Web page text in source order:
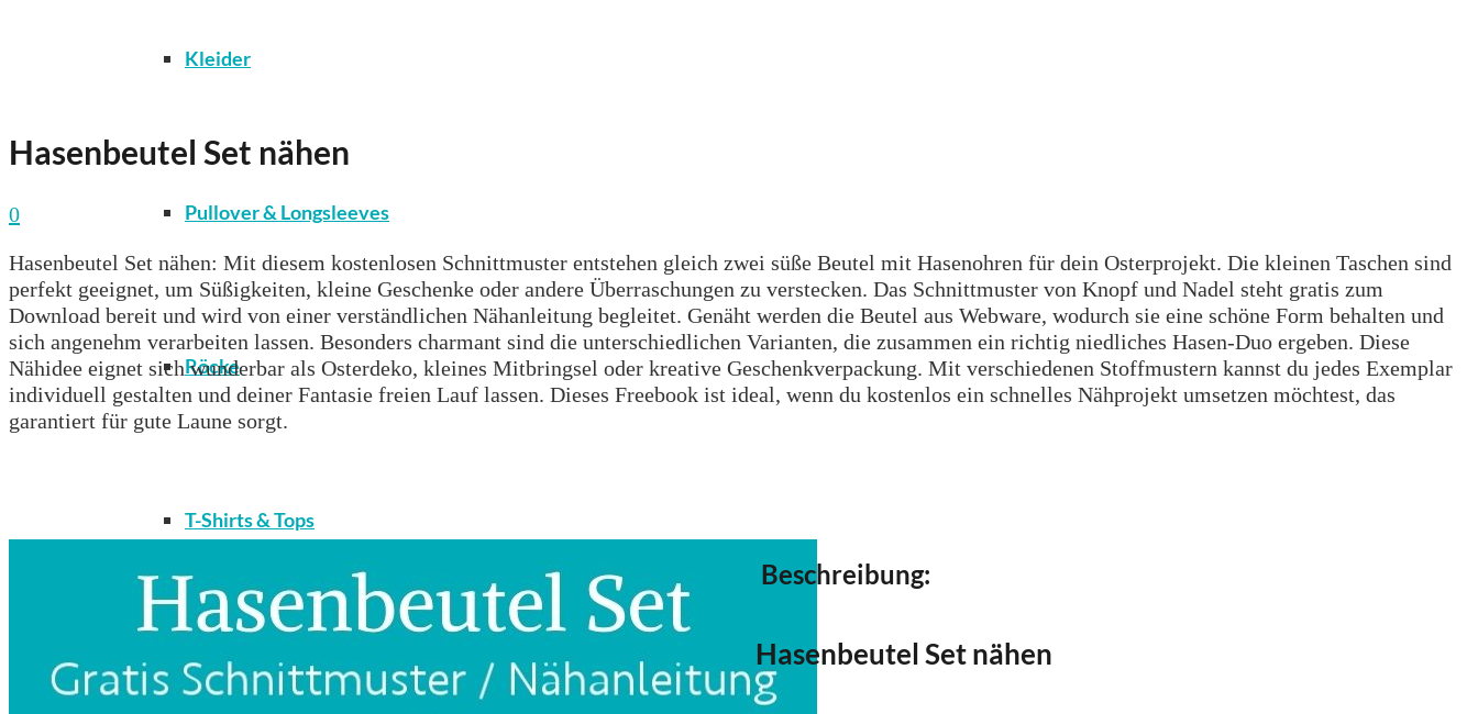
Kleider
Pullover & Longsleeves
Röcke
T-Shirts & Tops
Unterwäsche & Weiteres
Hasenbeutel Set nähen
0
Hasenbeutel Set nähen: Mit diesem kostenlosen Schnittmuster entstehen gleich zwei süße Beutel mit Hasenohren für dein Osterprojekt. Die kleinen Taschen sind
perfekt geeignet, um Süßigkeiten, kleine Geschenke oder andere Überraschungen zu verstecken. Das Schnittmuster von Knopf und Nadel steht gratis zum
Download bereit und wird von einer verständlichen Nähanleitung begleitet. Genäht werden die Beutel aus Webware, wodurch sie eine schöne Form behalten und
sich angenehm verarbeiten lassen. Besonders charmant sind die unterschiedlichen Varianten, die zusammen ein richtig niedliches Hasen-Duo ergeben. Diese
Nähidee eignet sich wunderbar als Osterdeko, kleines Mitbringsel oder kreative Geschenkverpackung. Mit verschiedenen Stoffmustern kannst du jedes Exemplar
individuell gestalten und deiner Fantasie freien Lauf lassen. Dieses Freebook ist ideal, wenn du kostenlos ein schnelles Nähprojekt umsetzen möchtest, das
garantiert für gute Laune sorgt.
Beschreibung:
Hasenbeutel Set nähen